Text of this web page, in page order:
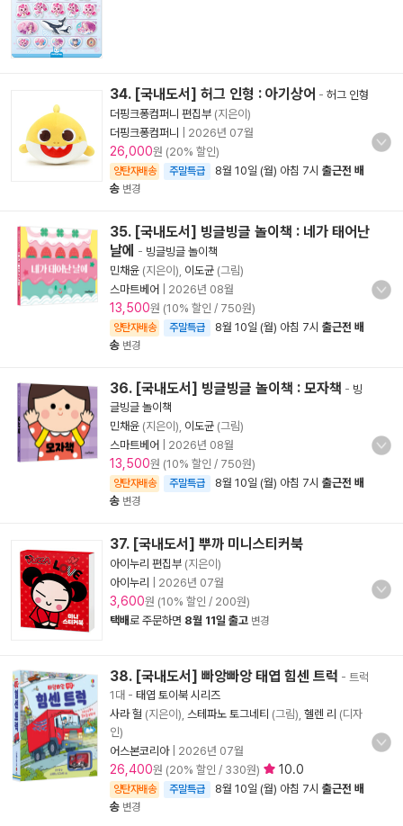
34. [국내도서] 허그 인형 : 아기상어 - 허그 인형
더핑크퐁컴퍼니 편집부 (지은이)
더핑크퐁컴퍼니
2026년 07월
26,000원 (20% 할인)
양탄자배송 주말특급 8월 10일 (월) 아침 7시 출근전 배
송 변경
35. [국내도서] 빙글빙글 놀이책 : 네가 태어난
날에 - 빙글빙글 놀이책
민채윤 (지은이), 이도균 (그림)
스마트베어
2026년 08월
13,500원 (10% 할인 / 750원)
양탄자배송 주말특급 8월 10일 (월) 아침 7시 출근전 배
송 변경
36. [국내도서] 빙글빙글 놀이책 : 모자책 - 빙
글빙글 놀이책
민채윤 (지은이), 이도균 (그림)
스마트베어
2026년 08월
13,500원 (10% 할인 / 750원)
양탄자배송 주말특급 8월 10일 (월) 아침 7시 출근전 배
송 변경
37. [국내도서] 뿌까 미니스티커북
아이누리 편집부 (지은이)
아이누리
2026년 07월
3,600원 (10% 할인 / 200원)
택배로 주문하면 8월 11일 출고 변경
38. [국내도서] 빠앙빠앙 태엽 힘센 트럭 - 트럭
1대 - 태엽 토이북 시리즈
사라 헐 (지은이), 스테파노 토그네티 (그림), 헬렌 리 (디자
인)
어스본코리아| 2026년 07월
26,400원 (20% 할인 / 330원) 10.0
양탄자배송 주말특급 8월 10일 (월) 아침 7시 출근전 배
송 변경